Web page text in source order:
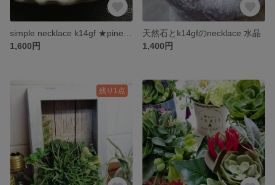
1,600円
天然石とk14gfのnecklace 水晶
1,400円
残り1点